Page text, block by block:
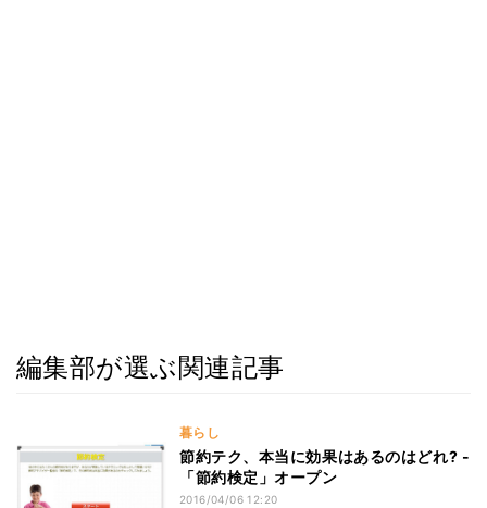
編集部が選ぶ関連記事
暮らし
節約テク、本当に効果はあるのはどれ? -
「節約検定」オープン
2016/04/06 12:20